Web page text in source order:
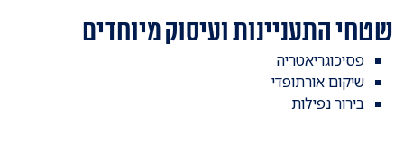
שטחי התעניינות ועיסוק מיוחדים
פסיכוגריאטריה
שיקום אורתופדי
בירור נפילות